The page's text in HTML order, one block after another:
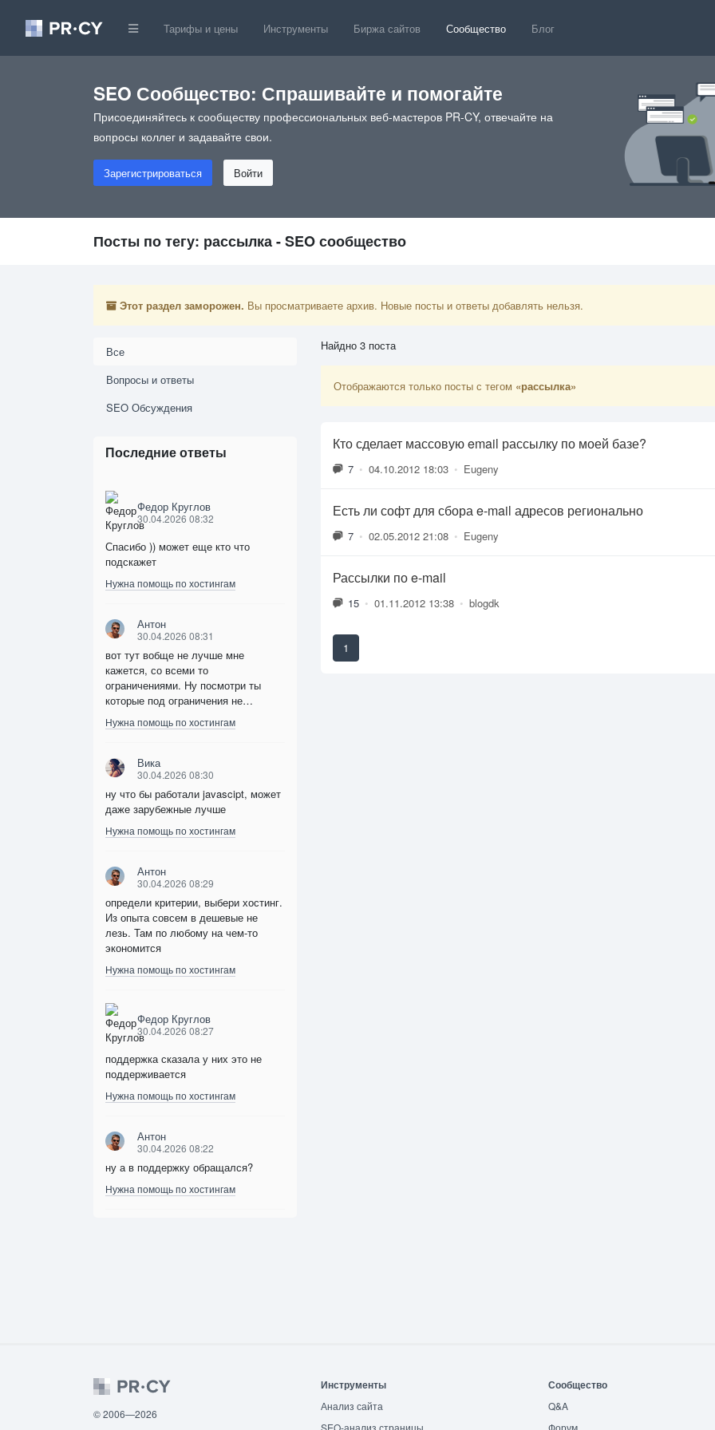
Тарифы и цены Инструменты Биржа сайтов Сообщество Блог
SEO Сообщество: Спрашивайте и помогайте
Присоединяйтесь к сообществу профессиональных веб-мастеров PR-CY, отвечайте на
вопросы коллег и задавайте свои.
Зарегистрироваться Войти
Посты по тегу: рассылка - SEO сообщество
Этот раздел заморожен. Вы просматриваете архив. Новые посты и ответы добавлять нельзя.
Все
Вопросы и ответы
SEO Обсуждения
Последние ответы
Федор Круглов
30.04.2026 08:32
Спасибо )) может еще кто что
подскажет
Нужна помощь по хостингам
Антон
30.04.2026 08:31
вот тут вобще не лучше мне
кажется, со всеми то
ограничениями. Ну посмотри ты
которые под ограничения не…
Нужна помощь по хостингам
Вика
30.04.2026 08:30
ну что бы работали javascipt, может
даже зарубежные лучше
Нужна помощь по хостингам
Антон
30.04.2026 08:29
определи критерии, выбери хостинг.
Из опыта совсем в дешевые не
лезь. Там по любому на чем-то
экономится
Нужна помощь по хостингам
Федор Круглов
30.04.2026 08:27
поддержка сказала у них это не
поддерживается
Нужна помощь по хостингам
Антон
30.04.2026 08:22
ну а в поддержку обращался?
Нужна помощь по хостингам
Найдно 3 поста
Отображаются только посты с тегом «рассылка»
Кто сделает массовую email рассылку по моей базе?
7 • 04.10.2012 18:03 • Eugeny
Есть ли софт для сбора e-mail адресов регионально
7 • 02.05.2012 21:08 • Eugeny
Рассылки по e-mail
15 • 01.11.2012 13:38 • blogdk
1
© 2006—2026
Инструменты
Анализ сайта
Сообщество
Q&A